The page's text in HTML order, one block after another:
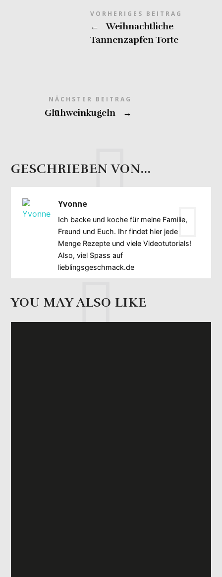
VORHERIGES BEITRAG
←
Weihnachtliche
Tannenzapfen Torte
NÄCHSTER BEITRAG
Glühweinkugeln →
GESCHRIEBEN VON...
Yvonne
Ich backe und koche für meine Familie,
Freund und Euch. Ihr findet hier jede
Menge Rezepte und viele Videotutorials!
Also, viel Spass auf
lieblingsgeschmack.de
YOU MAY ALSO LIKE